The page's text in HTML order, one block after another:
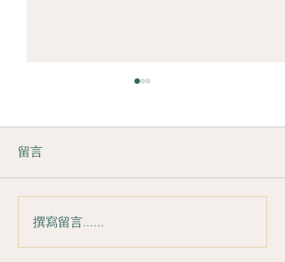
2026年的星空能量-開創新
世界
留言
撰寫留言......